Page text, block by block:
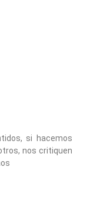
si hacemos
nos critiquen